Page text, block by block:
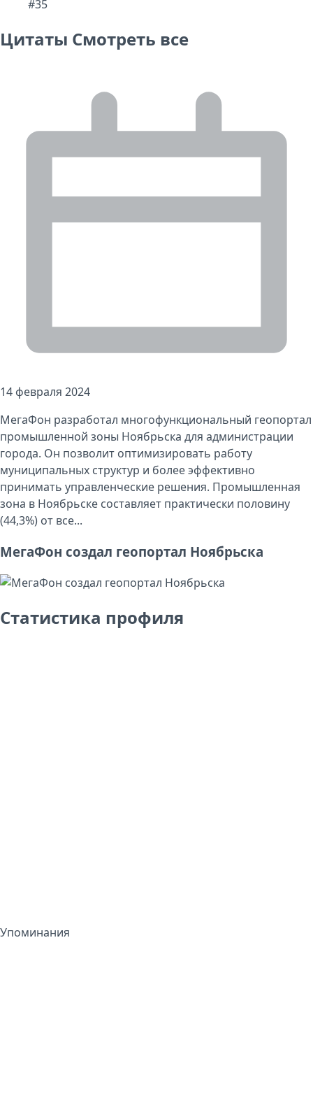
#35
Цитаты Смотреть все
14 февраля 2024
МегаФон разработал многофункциональный геопортал
промышленной зоны Ноябрьска для администрации
города. Он позволит оптимизировать работу
муниципальных структур и более эффективно
принимать управленческие решения. Промышленная
зона в Ноябрьске составляет практически половину
(44,3%) от все...
МегаФон создал геопортал Ноябрьска
Статистика профиля
Упоминания